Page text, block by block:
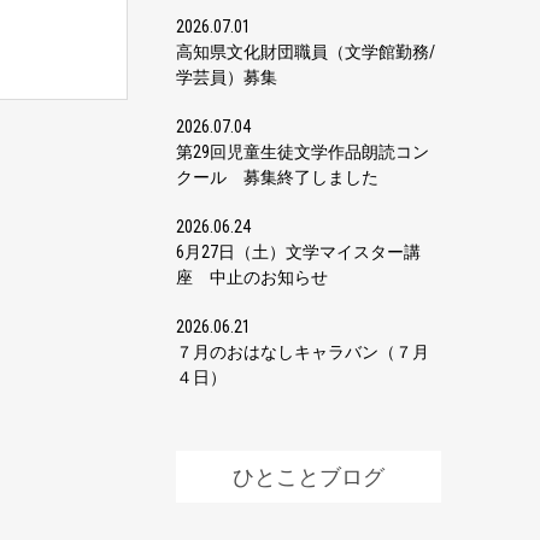
2026.07.01
高知県文化財団職員（文学館勤務/
学芸員）募集
2026.07.04
第29回児童生徒文学作品朗読コン
クール 募集終了しました
2026.06.24
6月27日（土）文学マイスター講
座 中止のお知らせ
2026.06.21
７月のおはなしキャラバン（７月
４日）
ひとことブログ